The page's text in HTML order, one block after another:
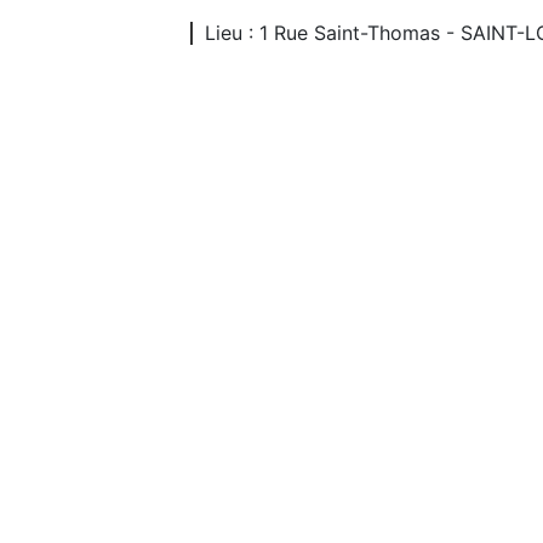
Lieu : 1 Rue Saint-Thomas - SAINT-